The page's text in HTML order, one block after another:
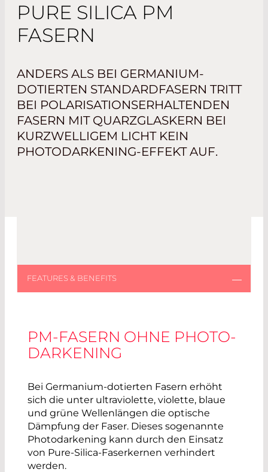
PURE SILICA PM
FASERN
ANDERS ALS BEI GERMANIUM-
DOTIERTEN STANDARDFASERN TRITT
BEI POLARISATIONSERHALTENDEN
FASERN MIT QUARZGLASKERN BEI
KURZWELLIGEM LICHT KEIN
PHOTODARKENING-EFFEKT AUF.
PM-FASERN OHNE PHOTO-
DARKENING
Bei Germanium-dotierten Fasern erhöht
sich die unter ultraviolette, violette, blaue
und grüne Wellenlängen die optische
Dämpfung der Faser. Dieses sogenannte
Photodarkening kann durch den Einsatz
von Pure-Silica-Faserkernen verhindert
werden.